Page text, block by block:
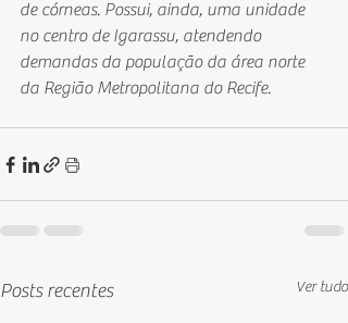
de córneas. Possui, ainda, uma unidade
no centro de Igarassu, atendendo
demandas da população da área norte
da Região Metropolitana do Recife.
Posts recentes Ver tudo